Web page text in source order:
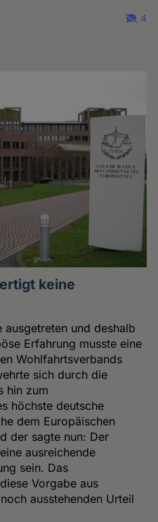
4
keine
und deshalb
Erfahrung musste eine
Wohlfahrtsverbands
sich durch die
hin zum
höchste deutsche
dem Europäischen
der sagte nun: Der
ausreichende
sein. Das
Vorgabe aus
ausstehenden Urteil